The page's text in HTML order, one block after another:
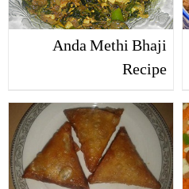
Anda Methi Bhaji
Recipe